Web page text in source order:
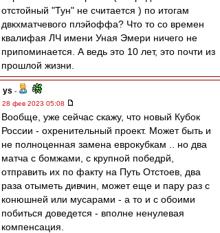
отстойный "Тун" не считается ) по итогам
двкхматчевого плэйоффа? Что то со времен
квалифая ЛЧ имени Уная Эмери ничего не
припоминается. А ведь это 10 лет, это почти из
прошлой жизни.
ys -
28 фев 2023 05:08
Вообще, уже сейчас скажу, что новый Кубок
России - охренительный проект. Может быть и
не полноценная замена еврокубкам .. но два
матча с бомжами, с крупной победрй,
отправить их по факту на Путь Отстоев, два
раза отыметь дивчин, может еще и пару раз с
конюшней или мусарами - а то и с обоими
побиться доведется - вполне ненулевая
компенсация.